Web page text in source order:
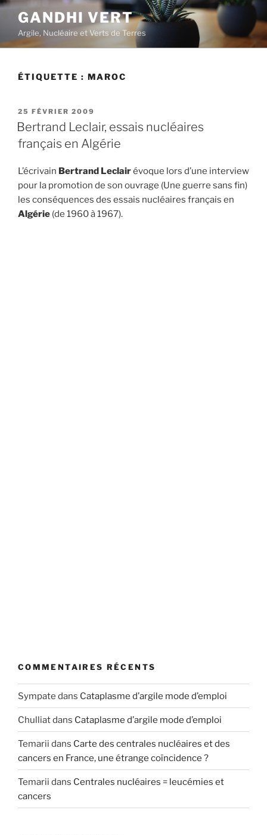
Aller
contenu
principal
GANDHI VERT
Argile, Nucléaire et Verts de Terres
ÉTIQUETTE : MAROC
PUBLIÉ
LE
25 FÉVRIER 2009
Bertrand Leclair, essais nucléaires
français en Algérie
L’écrivain Bertrand Leclairévoque lors d’une interview
pour la promotion de son ouvrage (Une guerre sans fin)
les conséquences des essais nucléaires français en
Algérie (de 1960 à 1967).
COMMENTAIRES RÉCENTS
Sympate dans Cataplasme d’argile mode d’emploi
Chulliatdans Cataplasme d’argile mode d’emploi
Temarii dans Carte des centrales nucléaires et des
cancers en France, une étrange coïncidence ?
Temarii dans Centrales nucléaires = leucémies et
cancers